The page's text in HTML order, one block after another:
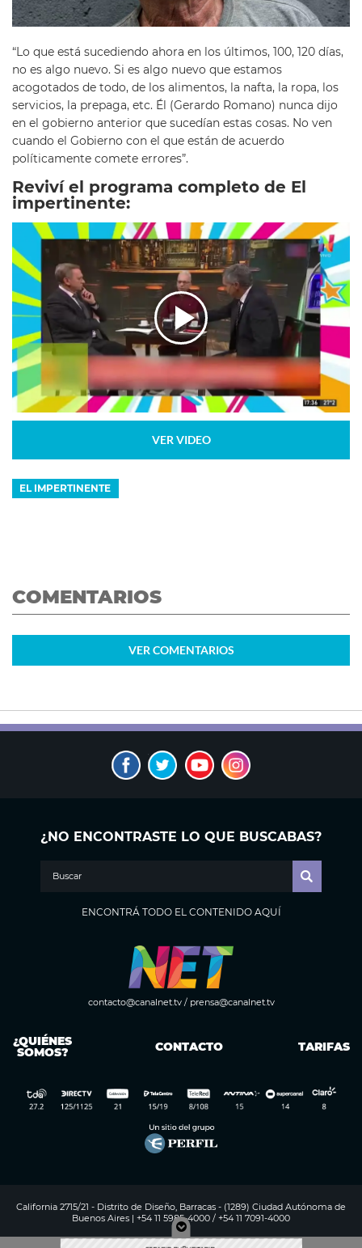
“Lo que está sucediendo ahora en los últimos, 100, 120 días,
no es algo nuevo. Si es algo nuevo que estamos
acogotados de todo, de los alimentos, la nafta, la ropa, los
servicios, la prepaga, etc. Él (Gerardo Romano) nunca dijo
en el gobierno anterior que sucedían estas cosas. No ven
cuando el Gobierno con el que están de acuerdo
políticamente comete errores”.
Reviví el programa completo de El
impertinente:
VER VIDEO
EL IMPERTINENTE
COMENTARIOS
VER COMENTARIOS
¿NO ENCONTRASTE LO QUE BUSCABAS?
ENCONTRÁ TODO EL CONTENIDO AQUÍ
contacto@canalnet.tv/ prensa@canalnet.tv
¿QUIÉNES
SOMOS? CONTACTO TARIFAS
California 2715/21 - Distrito de Diseño, Barracas - (1289) Ciudad Autónoma de
Buenos Aires | +54 11 5985-4000 / +54 11 7091-4000